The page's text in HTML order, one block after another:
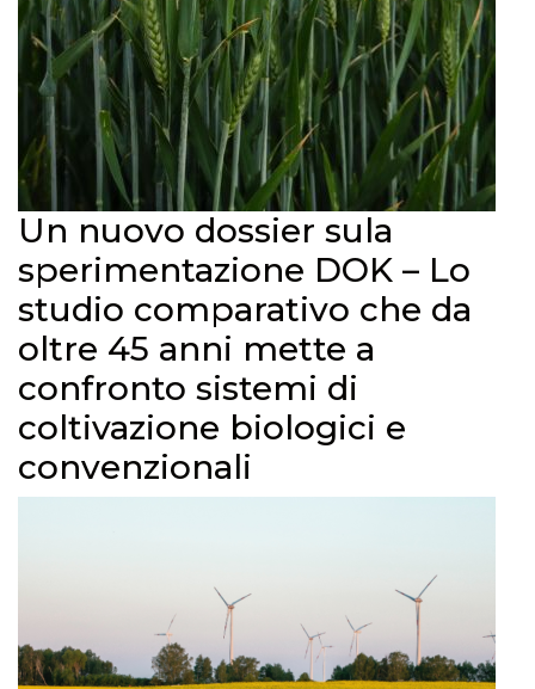
Un nuovo dossier sula
sperimentazione DOK – Lo
studio comparativo che da
oltre 45 anni mette a
confronto sistemi di
coltivazione biologici e
convenzionali